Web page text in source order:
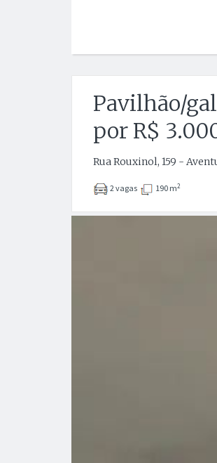
Pavilhão/
por R$
Rua Rouxinol, 159 -
2 vagas 190 m2